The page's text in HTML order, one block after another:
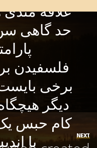
علاقه مندی
حد گاهی
فلسفیدن
برخی
دیگر
کام حبس
با
NEXT